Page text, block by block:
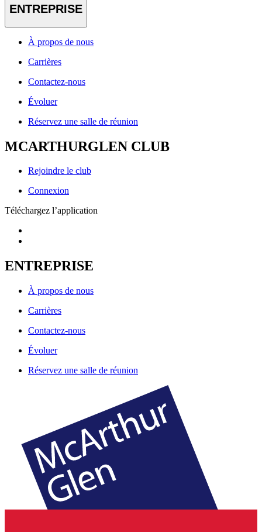
ENTREPRISE
À propos de nous
Carrières
Contactez-nous
Évoluer
Réservez une salle de réunion
MCARTHURGLEN CLUB
Rejoindre le club
Connexion
Téléchargez l’application
ENTREPRISE
À propos de nous
Carrières
Contactez-nous
Évoluer
Réservez une salle de réunion